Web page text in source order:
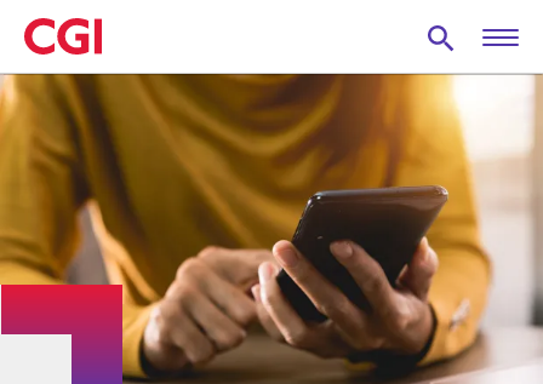
Skip
to
main
content